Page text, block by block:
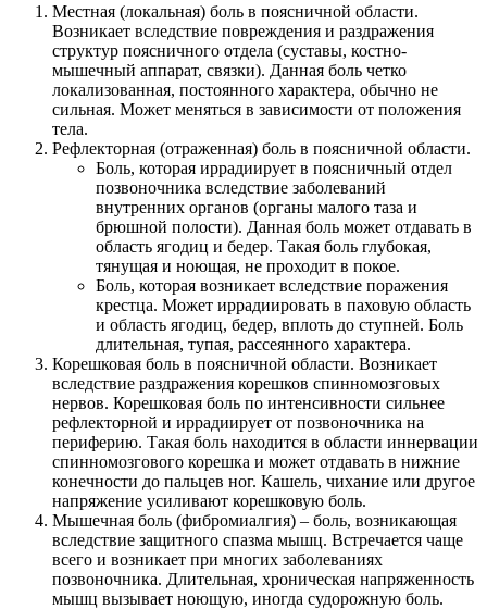
Местная (локальная) боль в поясничной области.
Возникает вследствие повреждения и раздражения
структур поясничного отдела (суставы, костно-
мышечный аппарат, связки). Данная боль четко
локализованная, постоянного характера, обычно не
сильная. Может меняться в зависимости от положения
тела.
Рефлекторная (отраженная) боль в поясничной области.
Боль, которая иррадиирует в поясничный отдел
позвоночника вследствие заболеваний
внутренних органов (органы малого таза и
брюшной полости). Данная боль может отдавать в
область ягодиц и бедер. Такая боль глубокая,
тянущая и ноющая, не проходит в покое.
Боль, которая возникает вследствие поражения
крестца. Может иррадиировать в паховую область
и область ягодиц, бедер, вплоть до ступней. Боль
длительная, тупая, рассеянного характера.
Корешковая боль в поясничной области. Возникает
вследствие раздражения корешков спинномозговых
нервов. Корешковая боль по интенсивности сильнее
рефлекторной и иррадиирует от позвоночника на
периферию. Такая боль находится в области иннервации
спинномозгового корешка и может отдавать в нижние
конечности до пальцев ног. Кашель, чихание или другое
напряжение усиливают корешковую боль.
Мышечная боль (фибромиалгия) – боль, возникающая
вследствие защитного спазма мышц. Встречается чаще
всего и возникает при многих заболеваниях
позвоночника. Длительная, хроническая напряженность
мышц вызывает ноющую, иногда судорожную боль.